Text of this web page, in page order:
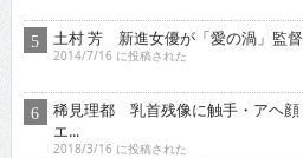
土村 芳 新進女優が「愛の渦」監
2014/7/16 に投稿された
稀見理都 乳首残像に触手・アヘ
エ...
2018/3/16 に投稿された